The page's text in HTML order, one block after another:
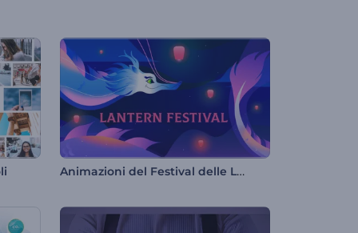
Animazioni del Festival delle Lanterne